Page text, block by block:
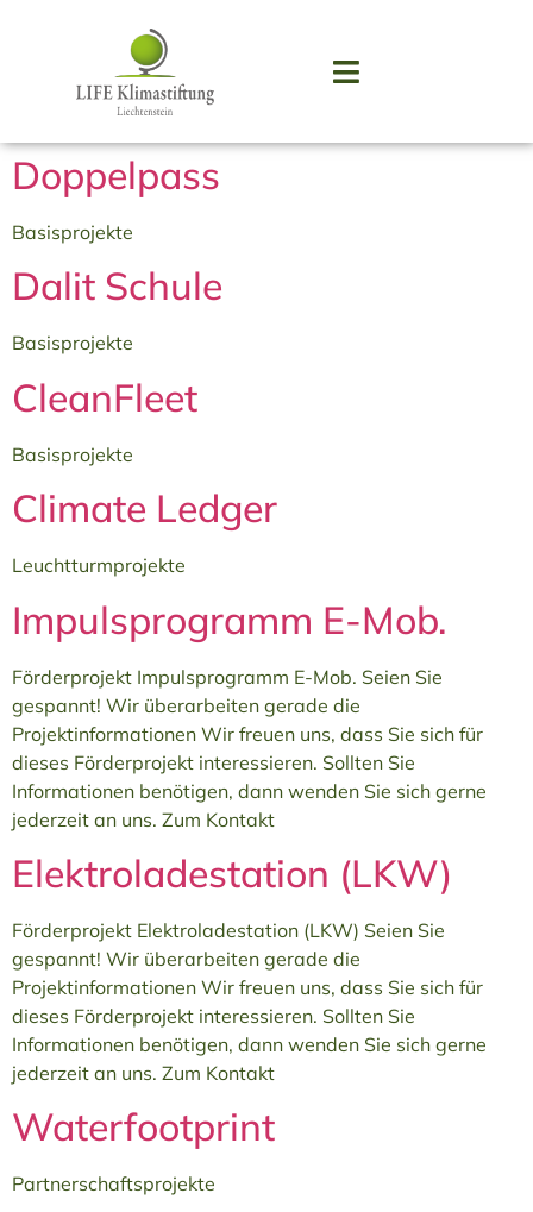
Doppelpass
Basisprojekte
Dalit Schule
Basisprojekte
CleanFleet
Basisprojekte
Climate Ledger
Leuchtturmprojekte
Impulsprogramm E-Mob.
Förderprojekt Impulsprogramm E-Mob. Seien Sie
gespannt! Wir überarbeiten gerade die
Projektinformationen Wir freuen uns, dass Sie sich für
dieses Förderprojekt interessieren. Sollten Sie
Informationen benötigen, dann wenden Sie sich gerne
jederzeit an uns. Zum Kontakt
Elektroladestation (LKW)
Förderprojekt Elektroladestation (LKW) Seien Sie
gespannt! Wir überarbeiten gerade die
Projektinformationen Wir freuen uns, dass Sie sich für
dieses Förderprojekt interessieren. Sollten Sie
Informationen benötigen, dann wenden Sie sich gerne
jederzeit an uns. Zum Kontakt
Waterfootprint
Partnerschaftsprojekte